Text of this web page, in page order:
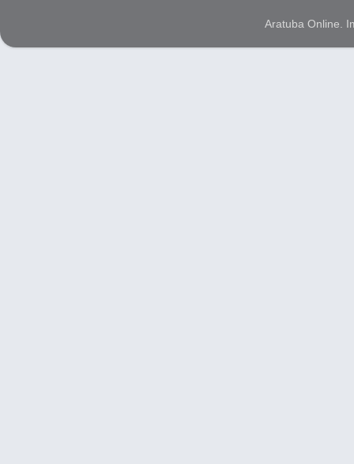
Aratuba Online.